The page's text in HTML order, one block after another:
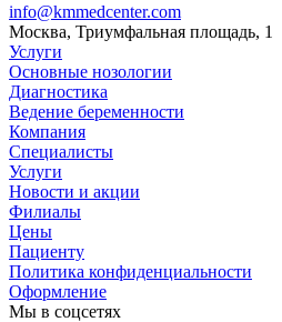
info@kmmedcenter.com
Москва, Триумфальная площадь, 1
Услуги
Основные нозологии
Диагностика
Ведение беременности
Компания
Специалисты
Услуги
Новости и акции
Филиалы
Цены
Пациенту
Политика конфиденциальности
Оформление
Мы в соцсетях